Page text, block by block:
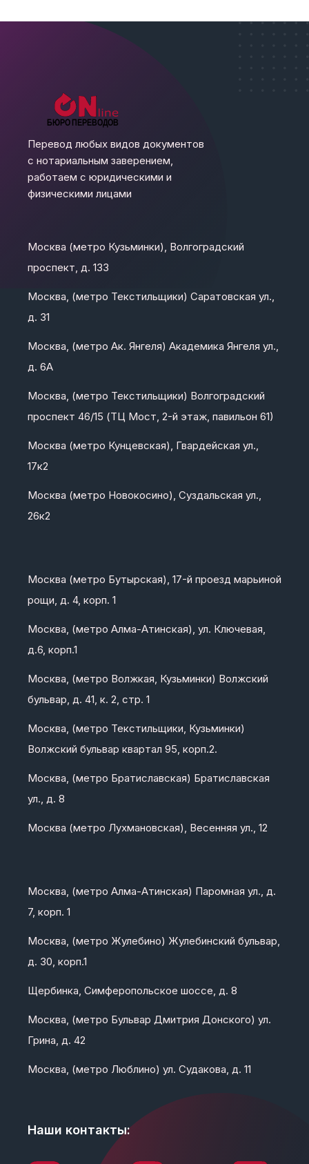
Перевод любых видов документов
с нотариальным заверением,
работаем с юридическими и
физическими лицами
Москва (метро Кузьминки), Волгоградский
проспект, д. 133
Москва, (метро Текстильщики) Саратовская ул.,
д. 31
Москва, (метро Ак. Янгеля) Академика Янгеля ул.,
д. 6А
Москва, (метро Текстильщики) Волгоградский
проспект 46/15 (ТЦ Мост, 2-й этаж, павильон 61)
Москва (метро Кунцевская), Гвардейская ул.,
17к2
Москва (метро Новокосино), Суздальская ул.,
26к2
Москва (метро Бутырская), 17-й проезд марьиной
рощи, д. 4, корп. 1
Москва, (метро Алма-Атинская), ул. Ключевая,
д.6, корп.1
Москва, (метро Волжкая, Кузьминки) Волжский
бульвар, д. 41, к. 2, стр. 1
Москва, (метро Текстильщики, Кузьминки)
Волжский бульвар квартал 95, корп.2.
Москва, (метро Братиславская) Братиславская
ул., д. 8
Москва (метро Лухмановская), Весенняя ул., 12
Москва, (метро Алма-Атинская) Паромная ул., д.
7, корп. 1
Москва, (метро Жулебино) Жулебинский бульвар,
д. 30, корп.1
Щербинка, Симферопольское шоссе, д. 8
Москва, (метро Бульвар Дмитрия Донского) ул.
Грина, д. 42
Москва, (метро Люблино) ул. Судакова, д. 11
Наши контакты: